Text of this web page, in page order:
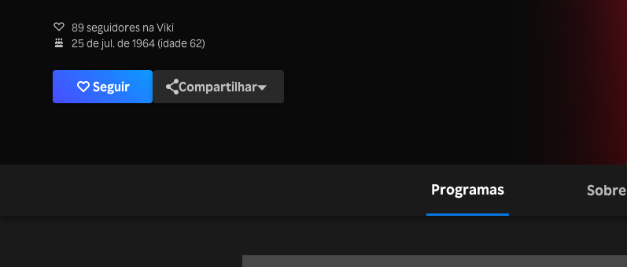
89 seguidores na Viki
25 de jul. de 1964 (idade 62)
Seguir Compartilhar
Programas Sobre